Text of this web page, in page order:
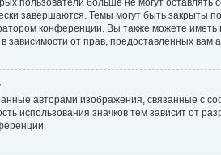
завершаются. Темы могут быть закрыты
конференции. Вы также можете иметь
зависимости от прав, предоставленных вам
авторами изображения, связанные с
использования значков тем зависит от